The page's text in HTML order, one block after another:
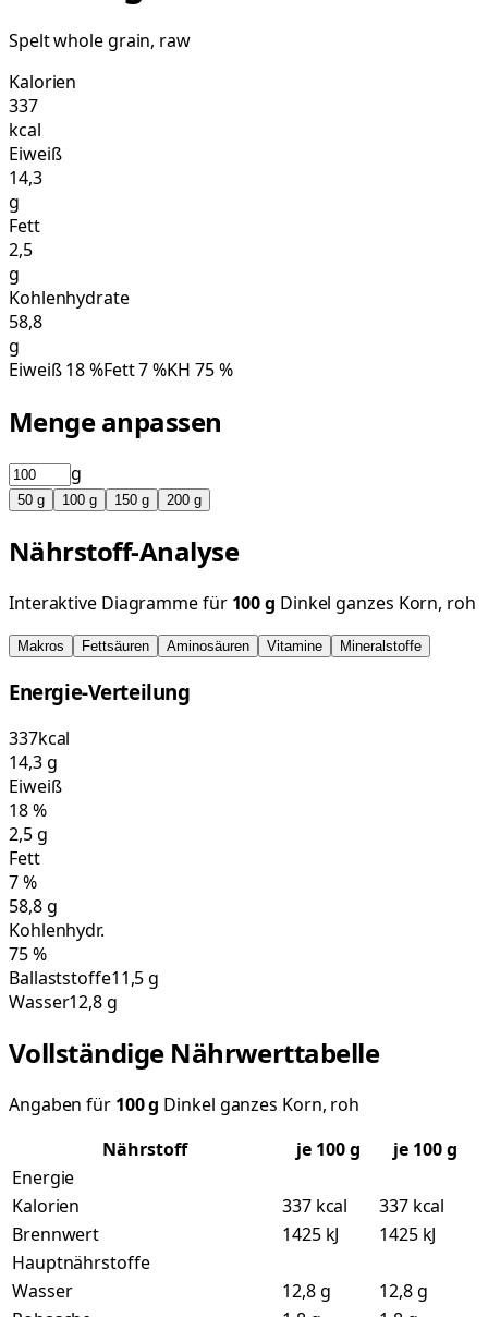
Spelt whole grain, raw
Kalorien
337
kcal
Eiweiß
14,3
g
Fett
2,5
g
Kohlenhydrate
58,8
g
Eiweiß18%Fett7%KH 75%
Menge anpassen
g
50 g 100 g 150 g 200 g
Nährstoff-Analyse
Interaktive Diagramme für 100g Dinkel ganzes Korn, roh
Makros Fettsäuren Aminosäuren Vitamine Mineralstoffe
Energie-Verteilung
337kcal
14,3g
Eiweiß
18%
2,5g
Fett
7%
58,8g
Kohlenhydr.
75%
Ballaststoffe11,5 g
Wasser12,8 g
Vollständige Nährwerttabelle
Angaben für 100g Dinkel ganzes Korn, roh
Nährstoff
je 100g
je 100 g
Energie
Kalorien
337 kcal
337 kcal
Brennwert
1425 kJ
1425 kJ
Hauptnährstoffe
Wasser
12,8 g
12,8 g